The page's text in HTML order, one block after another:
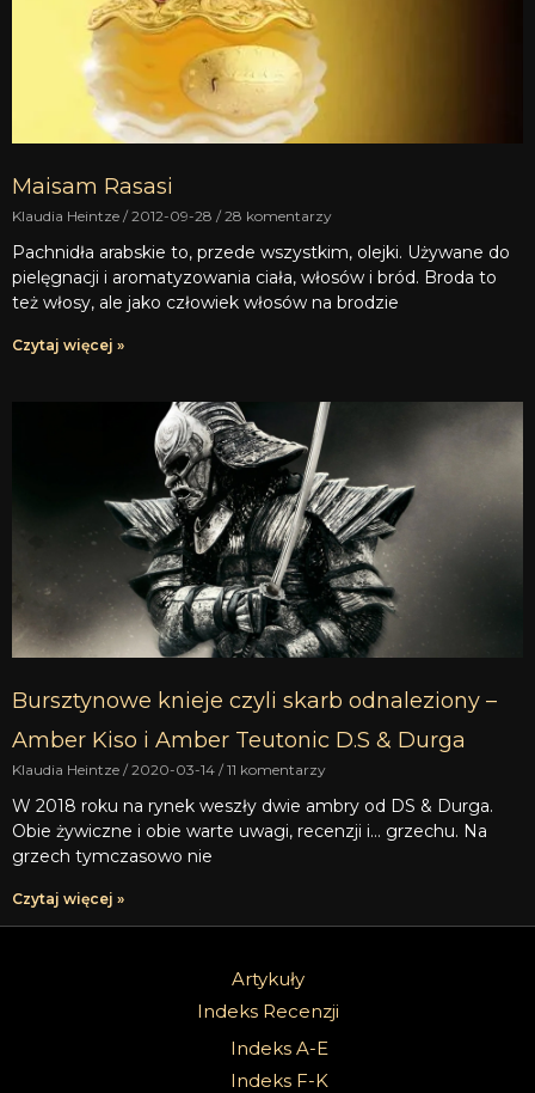
Maisam Rasasi
Klaudia Heintze 2012-09-28 28 komentarzy
Pachnidła arabskie to, przede wszystkim, olejki. Używane do
pielęgnacji i aromatyzowania ciała, włosów i bród. Broda to
też włosy, ale jako człowiek włosów na brodzie
Czytaj więcej »
Bursztynowe knieje czyli skarb odnaleziony –
Amber Kiso i Amber Teutonic D.S & Durga
Klaudia Heintze 2020-03-14 11 komentarzy
W 2018 roku na rynek weszły dwie ambry od DS & Durga.
Obie żywiczne i obie warte uwagi, recenzji i… grzechu. Na
grzech tymczasowo nie
Czytaj więcej »
Artykuły
Indeks Recenzji
Indeks A-E
Indeks F-K